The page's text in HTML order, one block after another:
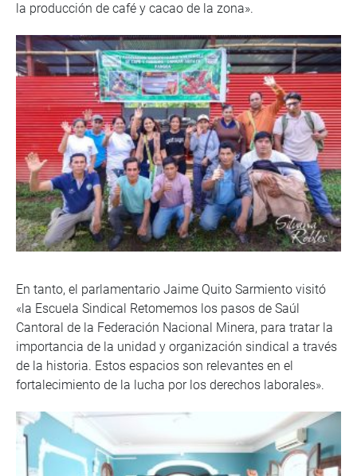
la producción de café y cacao de la zona».
En tanto, el parlamentario Jaime Quito Sarmiento visitó
«la Escuela Sindical Retomemos los pasos de Saúl
Cantoral de la Federación Nacional Minera, para tratar la
importancia de la unidad y organización sindical a través
de la historia. Estos espacios son relevantes en el
fortalecimiento de la lucha por los derechos laborales».